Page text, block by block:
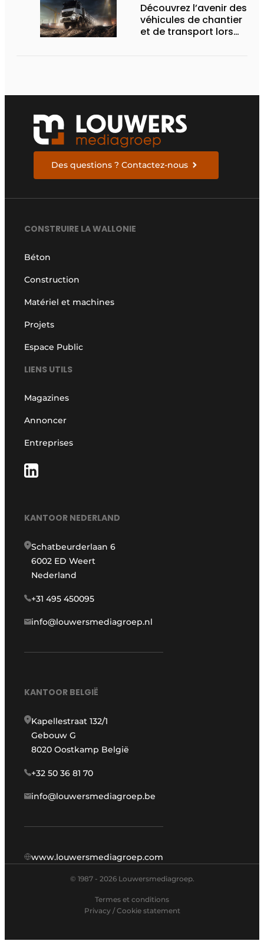
Découvrez l’avenir des
véhicules de chantier
et de transport lors
Des questions ? Contactez-nous
CONSTRUIRE LA WALLONIE
Béton
Construction
Matériel et machines
Projets
Espace Public
LIENS UTILS
Magazines
Annoncer
Entreprises
KANTOOR NEDERLAND
Schatbeurderlaan 6
6002 ED Weert
Nederland
+31 495 450095
info@louwersmediagroep.nl
KANTOOR BELGIË
Kapellestraat 132/1
Gebouw G
8020 Oostkamp België
+32 50 36 81 70
info@louwersmediagroep.be
www.louwersmediagroep.com
© 1987 - 2026 Louwersmediagroep.
Termes et conditions
Privacy / Cookie statement